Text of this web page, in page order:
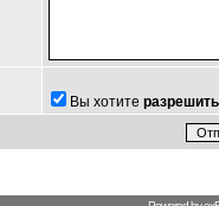
Вы хотите разрешить